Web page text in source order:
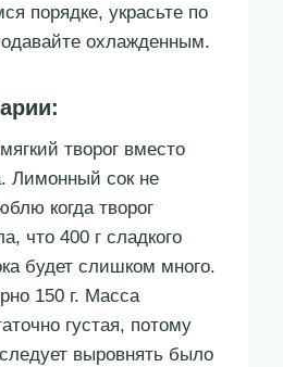
порядке, украсьте по
охлажденным.
творог вместо
Лимонный сок не
когда творог
что 400 г сладкого
будет слишком много.
150 г. Масса
густая, потому
выровнять было